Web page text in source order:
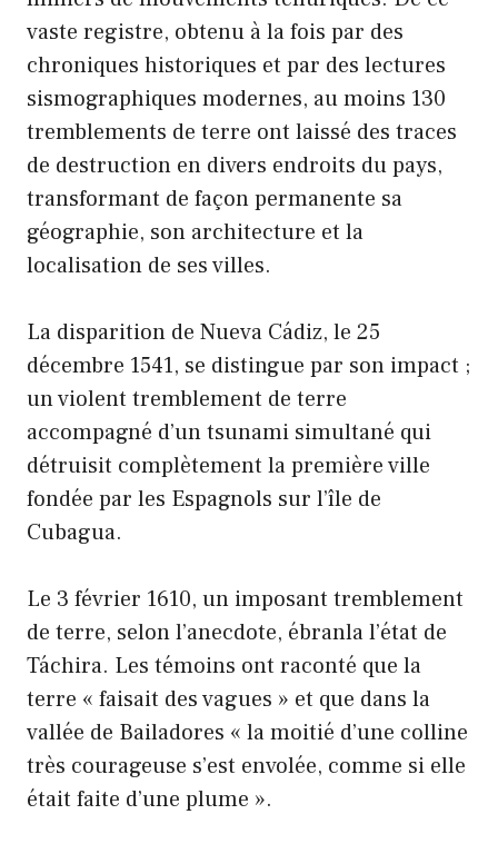
vaste registre, obtenu à la fois par des
chroniques historiques et par des lectures
sismographiques modernes, au moins 130
tremblements de terre ont laissé des traces
de destruction en divers endroits du pays,
transformant de façon permanente sa
géographie, son architecture et la
localisation de ses villes.
La disparition de Nueva Cádiz, le 25
décembre 1541, se distingue par son impact ;
un violent tremblement de terre
accompagné d’un tsunami simultané qui
détruisit complètement la première ville
fondée par les Espagnols sur l’île de
Cubagua.
Le 3 février 1610, un imposant tremblement
de terre, selon l’anecdote, ébranla l’état de
Táchira. Les témoins ont raconté que la
terre « faisait des vagues » et que dans la
vallée de Bailadores « la moitié d’une colline
très courageuse s’est envolée, comme si elle
était faite d’une plume ».